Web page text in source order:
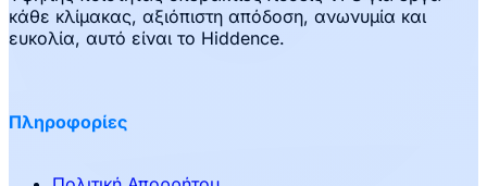
κάθε κλίμακας, αξιόπιστη απόδοση, ανωνυμία και
ευκολία, αυτό είναι το Hiddence.
Πληροφορίες